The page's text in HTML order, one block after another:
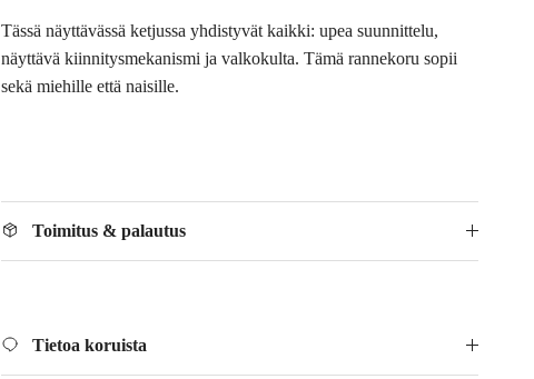
Tässä näyttävässä ketjussa yhdistyvät kaikki: upea suunnittelu,
näyttävä kiinnitysmekanismi ja valkokulta. Tämä rannekoru sopii
sekä miehille että naisille.
Toimitus & palautus
Tietoa koruista